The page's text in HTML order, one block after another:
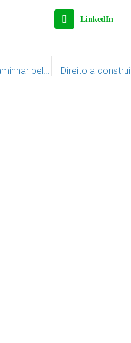
LinkedIn
Seminário Inter CPCJ em Lagoa: “Caminhar pelos Direitos da Criança” Direito a